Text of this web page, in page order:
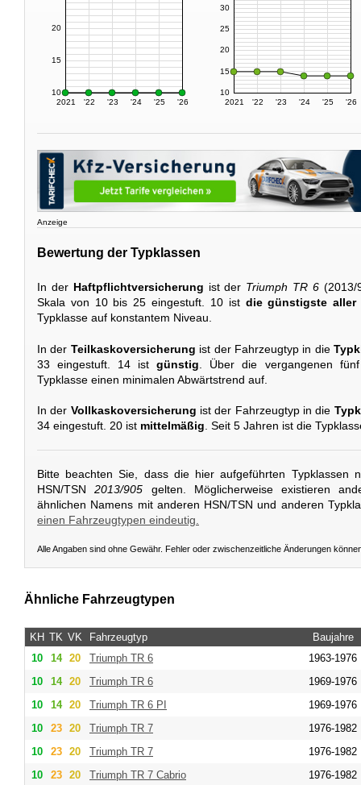
2021 '22 '23 '24 '25 '26
10
15
20
2021 '22 '23 '24 '25 '26
10
15
20
25
30
Anzeige
Bewertung der Typklassen
In der Haftpflichtversicherung ist der Triumph TR 6
Skala von 10 bis 25 eingestuft. 10 ist die günstigste aller
Typklasse auf konstantem Niveau.
In der Teilkaskoversicherung ist der Fahrzeugtyp in die
33 eingestuft. 14 istgünstig . Über die vergangenen
Typklasse einen minimalen Abwärtstrend auf.
In der Vollkaskoversicherung ist der Fahrzeugtyp in die
34 eingestuft. 20 ist mittelmäßig. Seit 5 Jahren ist die
Bitte beachten Sie, dass die hier aufgeführten Typklassen
HSN/TSN2013/905 gelten. Möglicherweise existieren
ähnlichen Namens mit anderen HSN/TSN und anderen
einen Fahrzeugtypen eindeutig.
Alle Angaben sind ohne Gewähr. Fehler oder zwischenzeitliche Änderungen
Ähnliche Fahrzeugtypen
KH TK VK Fahrzeugtyp
Baujahre
10
14 20 Triumph TR 6
1963-1976
10
14 20 Triumph TR 6
1969-1976
10
14 20 Triumph TR 6 PI
1969-1976
10
23 20 Triumph TR 7
1976-1982
10
23 20 Triumph TR 7
1976-1982
10
23 20 Triumph TR 7 Cabrio 1976-1982